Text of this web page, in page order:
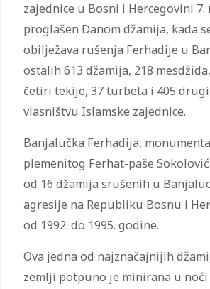
zajednice u Bosni i Hercegovini 7.
proglašen Danom džamija, kada
obilježava rušenja Ferhadije u
ostalih 613 džamija, 218
četiri tekije, 37 turbeta i 405
vlasništvu Islamske zajednice.
Banjalučka Ferhadija,
plemenitog Ferhat-paše
od 16 džamija srušenih u
agresije na Republiku Bosnu i
od 1992. do 1995. godine.
Ova jedna od najznačajnijih
zemlji potpuno je minirana u noći